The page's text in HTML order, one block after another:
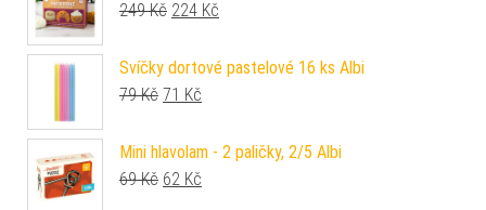
249Kč Původní cena byla: 249 Kč.
224 Kč
Svíčky dortové pastelové 16 ks Albi
79Kč Původní cena byla: 79 Kč.
71 Kč
Mini hlavolam - 2 paličky, 2/5 Albi
69Kč Původní cena byla: 69 Kč.
62 Kč